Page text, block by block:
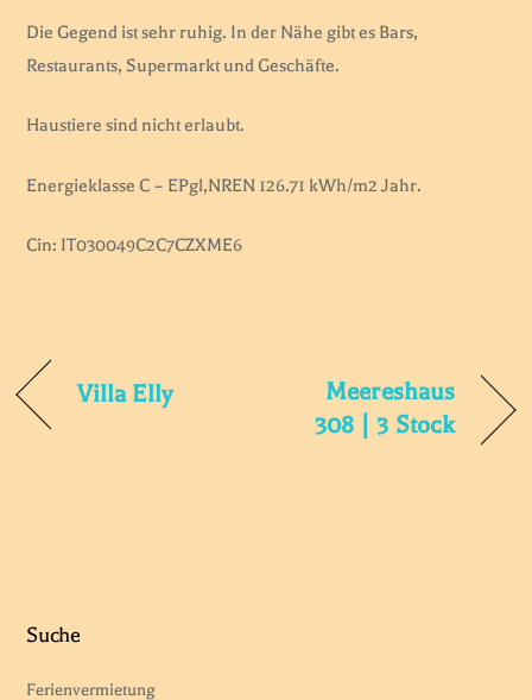
Die Gegend ist sehr ruhig. In der Nähe gibt es Bars,
Restaurants, Supermarkt und Geschäfte.
Haustiere sind nicht erlaubt.
Energieklasse C – EPgl,NREN 126.71 kWh/m2 Jahr.
Cin: IT030049C2C7CZXME6
Villa Elly
Meereshaus
308 | 3 Stock
Suche
Ferienvermietung